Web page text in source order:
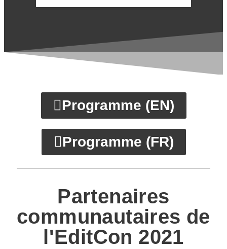
Programme (EN)
Programme (FR)
Partenaires
communautaires de
l'EditCon 2021